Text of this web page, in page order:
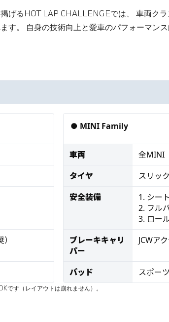
げるHOT LAP CHALLENGEでは、 車両ク
す。 自身の技術向上と愛車のパフォーマンス
● MINI Family
車両
全MINI
タイヤ
スリッ
安全装備
1. シー
2. フル
3. ロー
ブレーキキャリ
パー
JCWア
パッド スポー
す（レイアウトは崩れません）。